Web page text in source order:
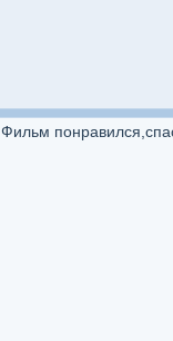
Фильм